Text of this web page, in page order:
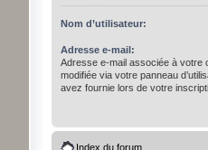
Nom d’utilisateur:
Adresse e-mail:
Adresse e-mail associée à votre
modifiée via votre panneau
avez fournie lors de votre
Index du forum